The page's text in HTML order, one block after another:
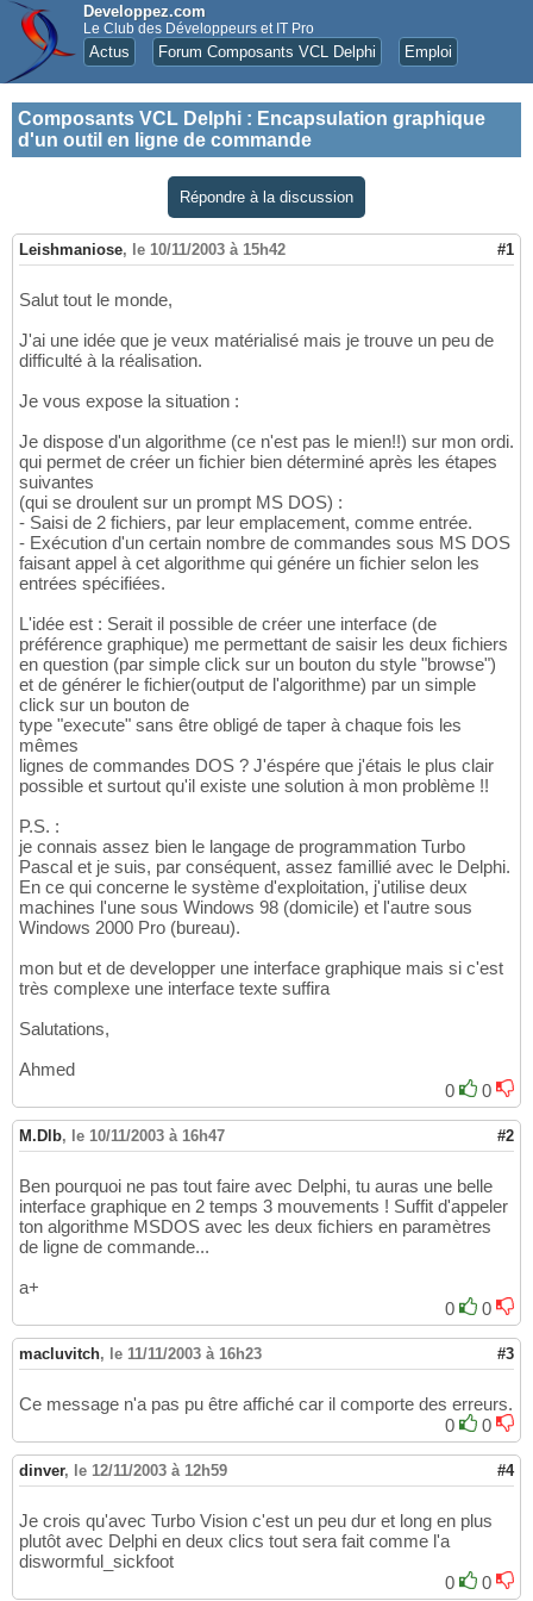
Developpez.com
Le Club des Développeurs et IT Pro
Actus Forum Composants VCL Delphi Emploi
Composants VCL Delphi : Encapsulation graphique
d'un outil en ligne de commande
Répondre à la discussion
Leishmaniose, le 10/11/2003 à 15h42 #1
Salut tout le monde,
J'ai une idée que je veux matérialisé mais je trouve un peu de
difficulté à la réalisation.
Je vous expose la situation :
Je dispose d'un algorithme (ce n'est pas le mien!!) sur mon ordi.
qui permet de créer un fichier bien déterminé après les étapes
suivantes
(qui se droulent sur un prompt MS DOS) :
- Saisi de 2 fichiers, par leur emplacement, comme entrée.
- Exécution d'un certain nombre de commandes sous MS DOS
faisant appel à cet algorithme qui génére un fichier selon les
entrées spécifiées.
L'idée est : Serait il possible de créer une interface (de
préférence graphique) me permettant de saisir les deux fichiers
en question (par simple click sur un bouton du style "browse")
et de générer le fichier(output de l'algorithme) par un simple
click sur un bouton de
type "execute" sans être obligé de taper à chaque fois les
mêmes
lignes de commandes DOS ? J'éspére que j'étais le plus clair
possible et surtout qu'il existe une solution à mon problème !!
P.S. :
je connais assez bien le langage de programmation Turbo
Pascal et je suis, par conséquent, assez famillié avec le Delphi.
En ce qui concerne le système d'exploitation, j'utilise deux
machines l'une sous Windows 98 (domicile) et l'autre sous
Windows 2000 Pro (bureau).
mon but et de developper une interface graphique mais si c'est
très complexe une interface texte suffira
Salutations,
Ahmed
0
0
M.Dlb, le 10/11/2003 à 16h47 #2
Ben pourquoi ne pas tout faire avec Delphi, tu auras une belle
interface graphique en 2 temps 3 mouvements ! Suffit d'appeler
ton algorithme MSDOS avec les deux fichiers en paramètres
de ligne de commande...
a+
0
0
macluvitch, le 11/11/2003 à 16h23 #3
Ce message n'a pas pu être affiché car il comporte des erreurs.
0
0
dinver, le 12/11/2003 à 12h59 #4
Je crois qu'avec Turbo Vision c'est un peu dur et long en plus
plutôt avec Delphi en deux clics tout sera fait comme l'a
diswormful_sickfoot
0
0